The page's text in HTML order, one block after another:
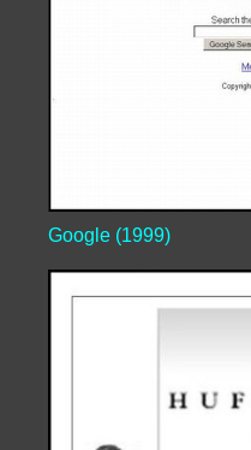
Google (1999)